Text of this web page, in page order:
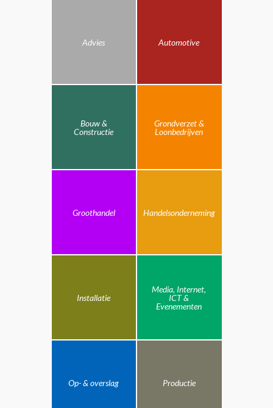
Advies Automotive
Bouw &
Constructie
Grondverzet &
Loonbedrijven
Groothandel Handelsonderneming
Installatie
Media, Internet,
ICT &
Evenementen
Op- & overslag Productie